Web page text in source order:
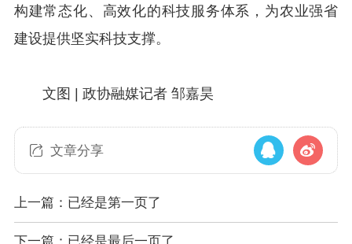
构建常态化、高效化的科技服务体系，为农业强省
建设提供坚实科技支撑。
文图 | 政协融媒记者 邹嘉昊
文章分享
上一篇：已经是第一页了